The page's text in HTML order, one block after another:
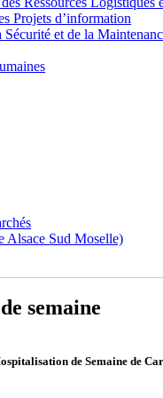
Projets d’information
et de la
Alsace Sud Moselle)
semaine
de Semaine de